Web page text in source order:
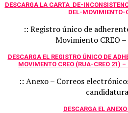
DESCARGA LA CARTA_DE-
DEL-MOVIMIENTO-
:: Registro único de
Movimiento CREO
DESCARGA EL REGISTRO ÚNICO DE
MOVIMENTO CREO (RUA-CREO 21)
:: Anexo – Correos
DESCARGA EL ANEXO